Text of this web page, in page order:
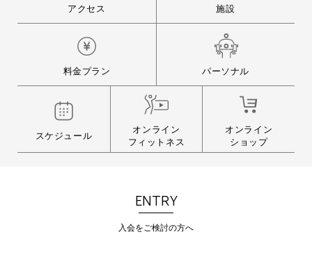
アクセス 施設
料金プラン パーソナル
スケジュール
オンライン
フィットネス
オンライン
ショップ
ENTRY
入会をご検討の方へ